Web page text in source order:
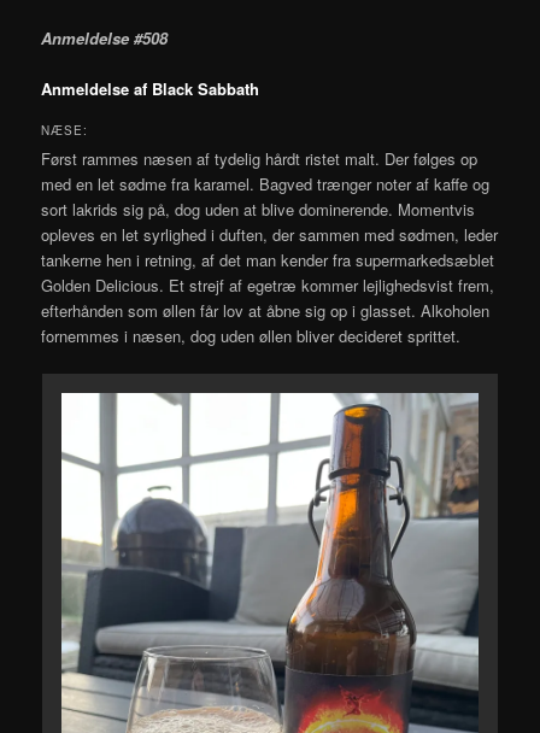
Anmeldelse #508
Anmeldelse af Black Sabbath
NÆSE:
Først rammes næsen af tydelig hårdt ristet malt. Der følges op
med en let sødme fra karamel. Bagved trænger noter af kaffe og
sort lakrids sig på, dog uden at blive dominerende. Momentvis
opleves en let syrlighed i duften, der sammen med sødmen, leder
tankerne hen i retning, af det man kender fra supermarkedsæblet
Golden Delicious. Et strejf af egetræ kommer lejlighedsvist frem,
efterhånden som øllen får lov at åbne sig op i glasset. Alkoholen
fornemmes i næsen, dog uden øllen bliver decideret sprittet.